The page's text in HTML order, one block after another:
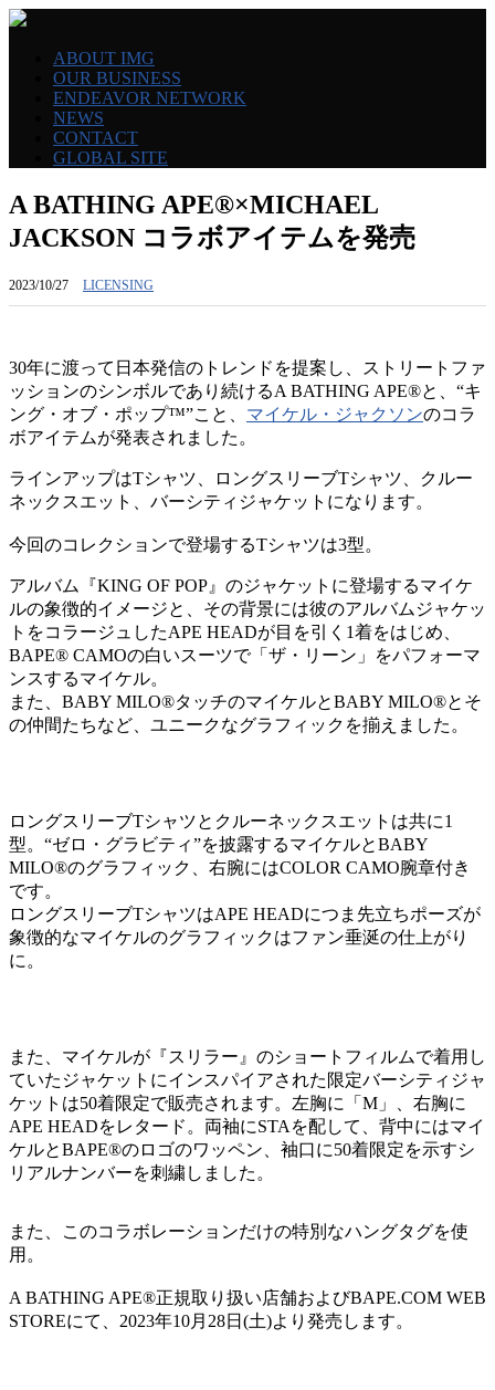
ABOUT IMG
OUR BUSINESS
ENDEAVOR NETWORK
NEWS
CONTACT
GLOBAL SITE
A BATHING APE®︎×MICHAEL
JACKSON コラボアイテムを発売
2023/10/27 LICENSING
30年に渡って日本発信のトレンドを提案し、ストリートファ
ッションのシンボルであり続けるA BATHING APE®︎と、“キ
ング・オブ・ポップ™️”こと、 マイケル・ジャクソンのコラ
ボアイテムが発表されました。
ラインアップはTシャツ、ロングスリーブTシャツ、クルー
ネックスエット、バーシティジャケットになります。
今回のコレクションで登場するTシャツは3型。
アルバム『KING OF POP』のジャケットに登場するマイケ
ルの象徴的イメージと、その背景には彼のアルバムジャケッ
トをコラージュしたAPE HEADが目を引く1着をはじめ、
BAPE®︎ CAMOの白いスーツで「ザ・リーン」をパフォーマ
ンスするマイケル。
また、BABY MILO®︎タッチのマイケルとBABY MILO®︎とそ
の仲間たちなど、ユニークなグラフィックを揃えました。
ロングスリーブTシャツとクルーネックスエットは共に1
型。“ゼロ・グラビティ”を披露するマイケルとBABY
MILO®︎のグラフィック、右腕にはCOLOR CAMO腕章付き
です。
ロングスリーブTシャツはAPE HEADにつま先立ちポーズが
象徴的なマイケルのグラフィックはファン垂涎の仕上がり
に。
また、マイケルが『スリラー』のショートフィルムで着用し
ていたジャケットにインスパイアされた限定バーシティジャ
ケットは50着限定で販売されます。左胸に「M」、右胸に
APE HEADをレタード。両袖にSTAを配して、背中にはマイ
ケルとBAPE®︎のロゴのワッペン、袖口に50着限定を示すシ
リアルナンバーを刺繍しました。
また、このコラボレーションだけの特別なハングタグを使
用。
A BATHING APE®正規取り扱い店舗およびBAPE.COM WEB
STOREにて、2023年10月28日(土)より発売します。